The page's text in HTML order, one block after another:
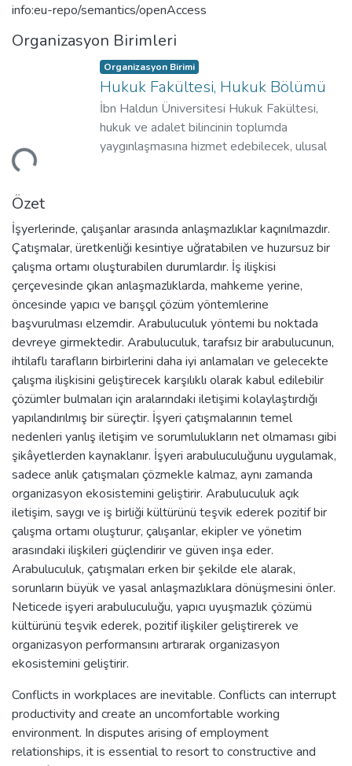
info:eu-repo/semantics/openAccess
Organizasyon Birimleri
Organizasyon Birimi
Hukuk Fakültesi, Hukuk Bölümü
İbn Haldun Üniversitesi Hukuk Fakültesi,
hukuk ve adalet bilincinin toplumda
yaygınlaşmasına hizmet edebilecek, ulusal
rekabet ortamında başarı sağlayabilecek ve
Türkiye'yi uluslararası alanda temsil
edebilecek hukukçular yetiştirmeyi
hedeflemektedir.
Özet
İşyerlerinde, çalışanlar arasında anlaşmazlıklar kaçınılmazdır.
Çatışmalar, üretkenliği kesintiye uğratabilen ve huzursuz bir
çalışma ortamı oluşturabilen durumlardır. İş ilişkisi
çerçevesinde çıkan anlaşmazlıklarda, mahkeme yerine,
öncesinde yapıcı ve barışçıl çözüm yöntemlerine
başvurulması elzemdir. Arabuluculuk yöntemi bu noktada
devreye girmektedir. Arabuluculuk, tarafsız bir arabulucunun,
ihtilaflı tarafların birbirlerini daha iyi anlamaları ve gelecekte
çalışma ilişkisini geliştirecek karşılıklı olarak kabul edilebilir
çözümler bulmaları için aralarındaki iletişimi kolaylaştırdığı
yapılandırılmış bir süreçtir. İşyeri çatışmalarının temel
nedenleri yanlış iletişim ve sorumlulukların net olmaması gibi
şikâyetlerden kaynaklanır. İşyeri arabuluculuğunu uygulamak,
sadece anlık çatışmaları çözmekle kalmaz, aynı zamanda
organizasyon ekosistemini geliştirir. Arabuluculuk açık
iletişim, saygı ve iş birliği kültürünü teşvik ederek pozitif bir
çalışma ortamı oluşturur, çalışanlar, ekipler ve yönetim
arasındaki ilişkileri güçlendirir ve güven inşa eder.
Arabuluculuk, çatışmaları erken bir şekilde ele alarak,
sorunların büyük ve yasal anlaşmazlıklara dönüşmesini önler.
Neticede işyeri arabuluculuğu, yapıcı uyuşmazlık çözümü
kültürünü teşvik ederek, pozitif ilişkiler geliştirerek ve
organizasyon performansını artırarak organizasyon
ekosistemini geliştirir.
Conflicts in workplaces are inevitable. Conflicts can interrupt
productivity and create an uncomfortable working
environment. In disputes arising of employment
relationships, it is essential to resort to constructive and